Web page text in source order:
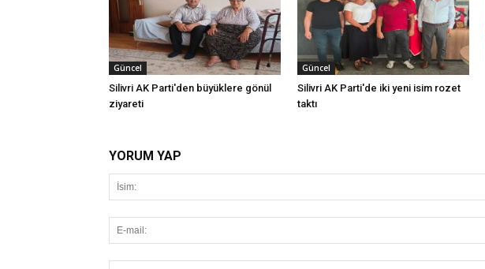
Güncel
Silivri AK Parti'den büyüklere gönül
ziyareti
Güncel
Silivri AK Parti'de iki yeni isim rozet
taktı
YORUM YAP